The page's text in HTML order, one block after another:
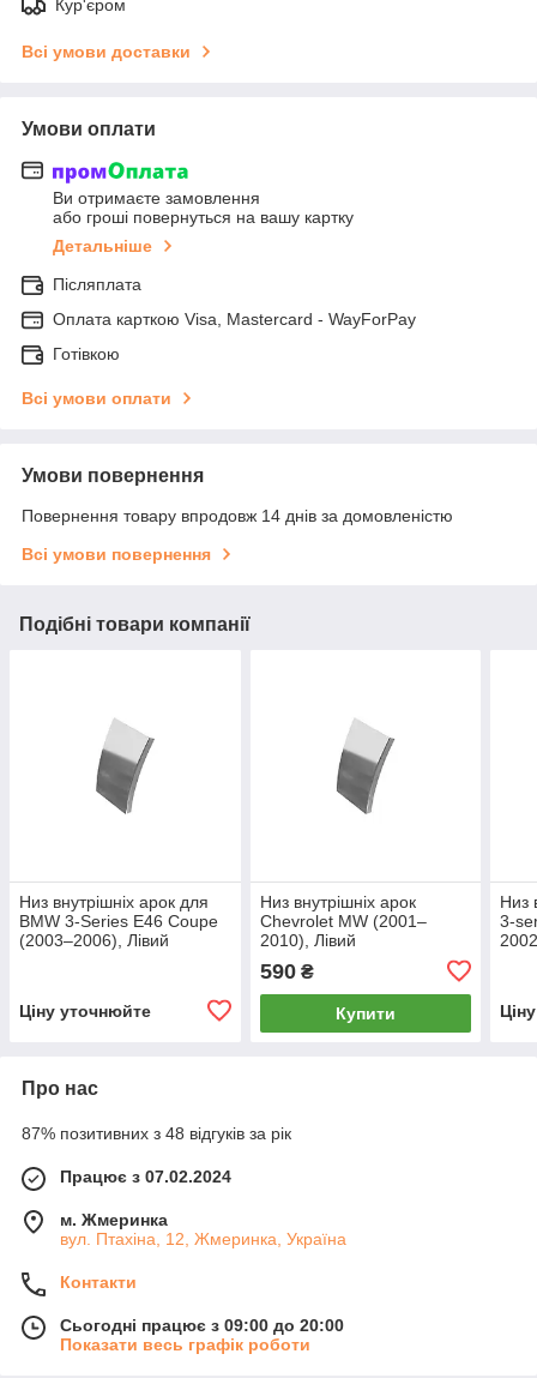
Кур'єром
Всі умови доставки
Умови оплати
Ви отримаєте замовлення
або гроші повернуться на вашу картку
Детальніше
Післяплата
Оплата карткою Visa, Mastercard - WayForPay
Готівкою
Всі умови оплати
Умови повернення
Повернення товару впродовж 14 днів за домовленістю
Всі умови повернення
Подібні товари компанії
Низ внутрішніх арок для
BMW 3-Series E46 Coupe
(2003–2006), Лівий
Ціну уточнюйте
Низ внутрішніх арок
Chevrolet MW (2001–
2010), Лівий
590₴
Купити
Низ
3-
Про нас
87% позитивних з 48 відгуків за рік
Працює з 07.02.2024
м. Жмеринка
вул. Птахіна, 12, Жмеринка, Україна
Контакти
Сьогодні працює з 09:00 до 20:00
Показати весь графік роботи